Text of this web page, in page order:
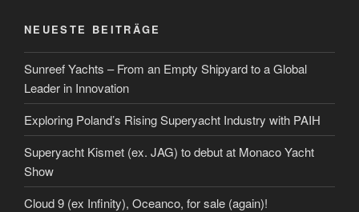
NEUESTE BEITRÄGE
Sunreef Yachts – From an Empty Shipyard to a Global
Leader in Innovation
Exploring Poland’s Rising Superyacht Industry with PAIH
Superyacht Kismet (ex. JAG) to debut at Monaco Yacht
Show
Cloud 9 (ex Infinity), Oceanco, for sale (again)!